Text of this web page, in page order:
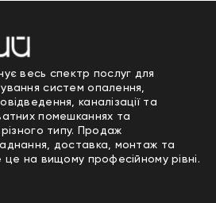
весь спектр послуг для
систем опалення,
каналізації та
помешканнях та
типу. Продаж
доставка, монтаж та
це на вищому професійному рівні.